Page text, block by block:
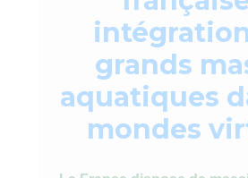
grands
aquatiques
mondes